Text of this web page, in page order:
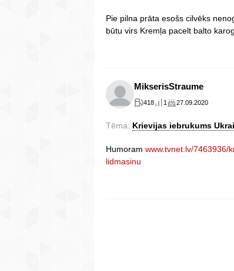
Pie pilna prāta esošs cilvēks
būtu virs Kremļa pacelt balto
MikserisStraume
418 1 27.09.2020
Tēma: Krievijas iebrukums
Humoram www.tvnet.lv/7463936/
lidmasinu